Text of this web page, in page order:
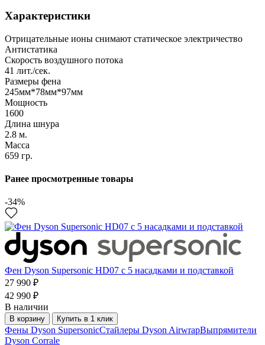
Характеристики
Отрицательные ионы снимают статическое электричество
Антистатика
Скорость воздушного потока
41 лит./сек.
Размеры фена
245мм*78мм*97мм
Мощность
1600
Длина шнура
2.8 м.
Масса
659 гр.
Ранее просмотренные товары
-34%
Фен Dyson Supersonic HD07 с 5 насадками и подставкой
27 990 ₽
42 990 ₽
В наличии
В корзину Купить в 1 клик
Фены Dyson SupersonicСтайлеры Dyson AirwrapВыпрямители
Dyson Corrale